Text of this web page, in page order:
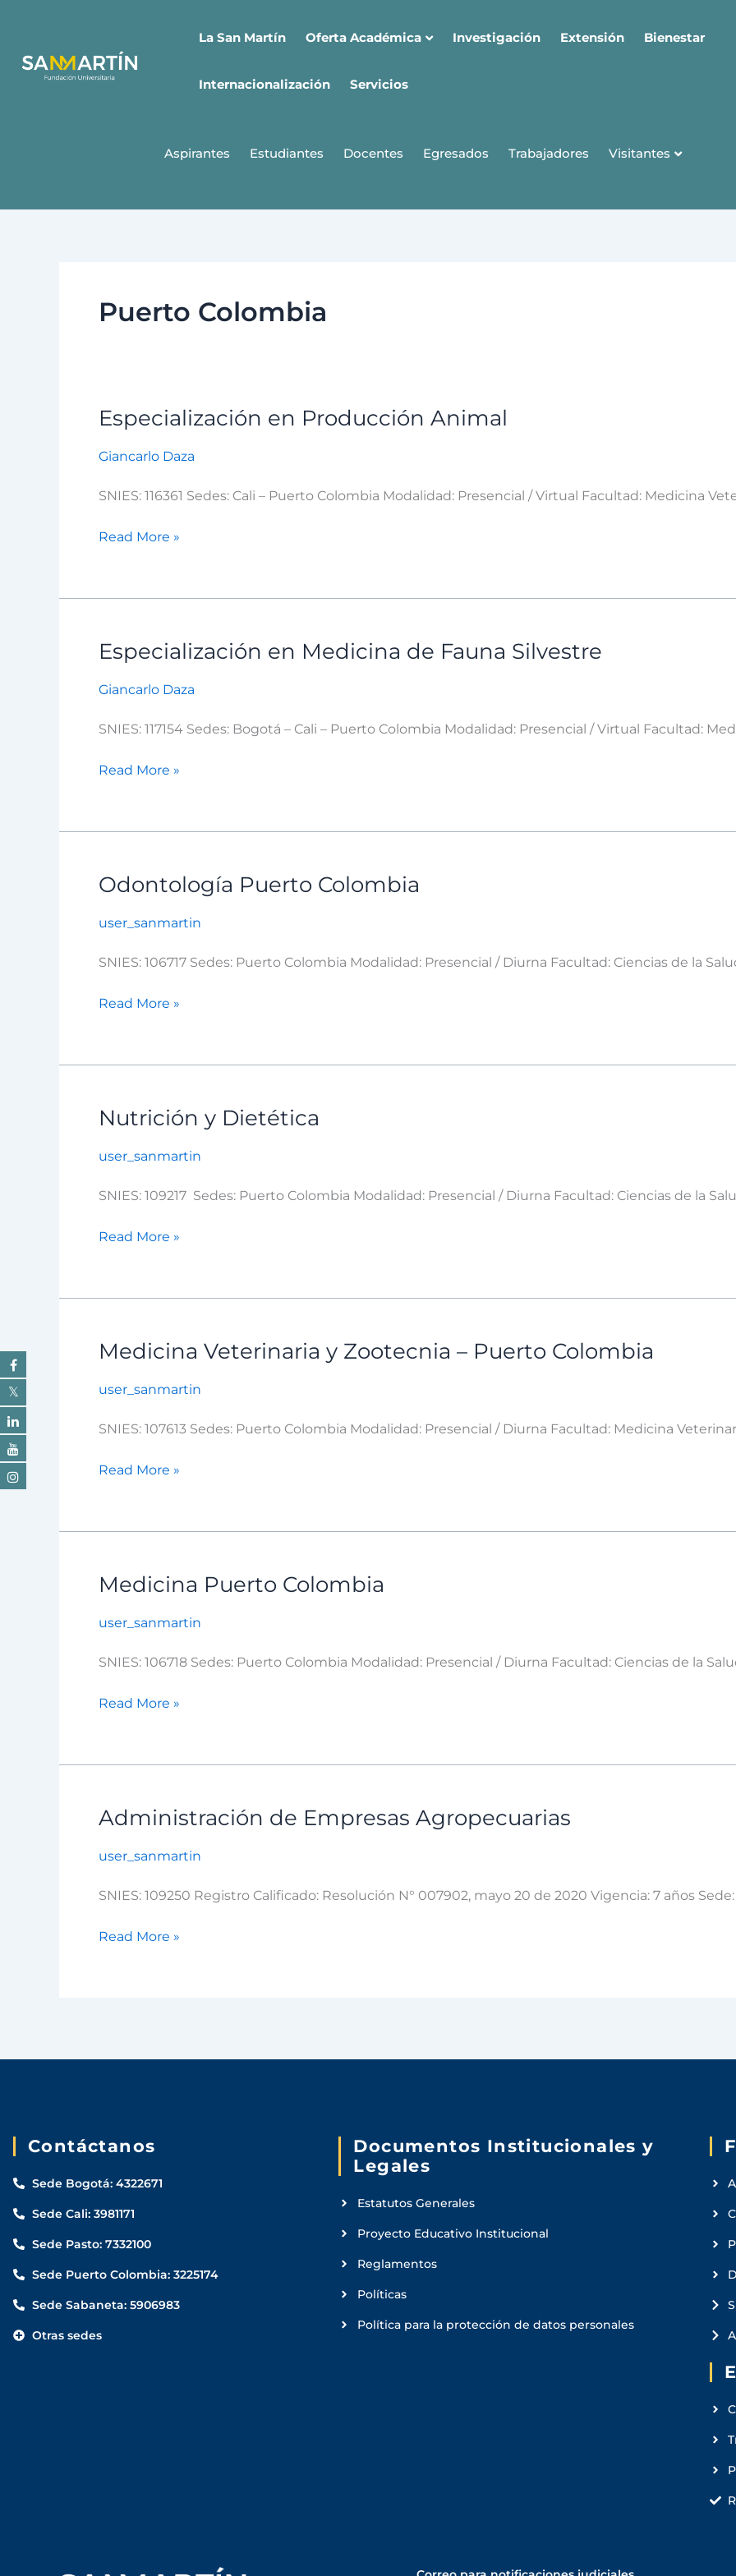
contenido
La San Martín Oferta Académica Investigación Extensión Bienestar
Internacionalización Servicios
Aspirantes Estudiantes Docentes Egresados Trabajadores Visitantes
Puerto Colombia
Especialización en Producción Animal
Giancarlo Daza
SNIES: 116361 Sedes: Cali – Puerto Colombia Modalidad: Presencial / Virtual Facultad: Medicina
Especialización
Producción
Read More »
Especialización en Medicina de Fauna Silvestre
Giancarlo Daza
SNIES: 117154 Sedes: Bogotá – Cali – Puerto Colombia Modalidad: Presencial / Virtual Facultad:
Especialización
Medicina
Fauna
Read More »
Odontología Puerto Colombia
user_sanmartin
SNIES: 106717 Sedes: Puerto Colombia Modalidad: Presencial / Diurna Facultad: Ciencias de la
Odontología
Colombia
Read More »
Nutrición y Dietética
user_sanmartin
SNIES: 109217 Sedes: Puerto Colombia Modalidad: Presencial / Diurna Facultad: Ciencias de la
Nutrición
Dietética
Read More »
Medicina Veterinaria y Zootecnia – Puerto Colombia
user_sanmartin
SNIES: 107613 Sedes: Puerto Colombia Modalidad: Presencial / Diurna Facultad: Medicina
Medicina
y
–
Colombia
Read More »
Medicina Puerto Colombia
user_sanmartin
SNIES: 106718 Sedes: Puerto Colombia Modalidad: Presencial / Diurna Facultad: Ciencias de la
Medicina
Colombia
Read More »
Administración de Empresas Agropecuarias
user_sanmartin
SNIES: 109250 Registro Calificado: Resolución N° 007902, mayo 20 de 2020 Vigencia: 7 años
Administración
Empresas
Read More »
Contáctanos
Sede Bogotá: 4322671
Sede Cali: 3981171
Sede Pasto: 7332100
Sede Puerto Colombia: 3225174
Sede Sabaneta: 5906983
Otras sedes
Documentos Institucionales y
Legales
Estatutos Generales
Proyecto Educativo Institucional
Reglamentos
Políticas
Política para la protección de datos personales